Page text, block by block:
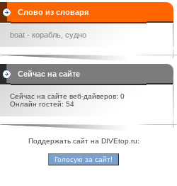
Слово из словаря
boat - корабль, судно
Сейчас на сайте
Сейчас на сайте веб-дайверов: 0
Онлайн гостей: 54
Поддержать сайт на DIVEtop.ru: